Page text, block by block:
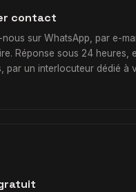
contact
nous sur WhatsApp, par e-
Réponse sous 24 heures,
par un interlocuteur dédié à